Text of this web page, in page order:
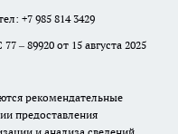
+7 985 814 3429
– 89920 от 15 августа 2025
рекомендательные
предоставления